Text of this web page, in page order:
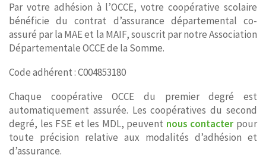
Par votre adhésion à l’OCCE, votre coopérative scolaire
bénéficie du contrat d’assurance départemental co-
assuré par la MAE et la MAIF, souscrit par notre Association
Départementale OCCE de la Somme.
Code adhérent : C004853180
Chaque coopérative OCCE du premier degré est
automatiquement assurée. Les coopératives du second
degré, les FSE et les MDL, peuvent nous contacter pour
toute précision relative aux modalités d’adhésion et
d’assurance.